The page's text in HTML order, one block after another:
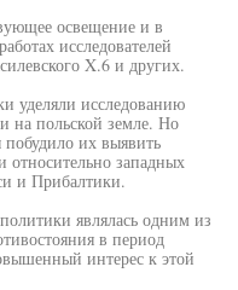
освещение и в
исследователей
X.6 и других.
уделяли исследованию
на польской земле. Но
их выявить
относительно западных
и Прибалтики.
являлась одним из
в период
интерес к этой